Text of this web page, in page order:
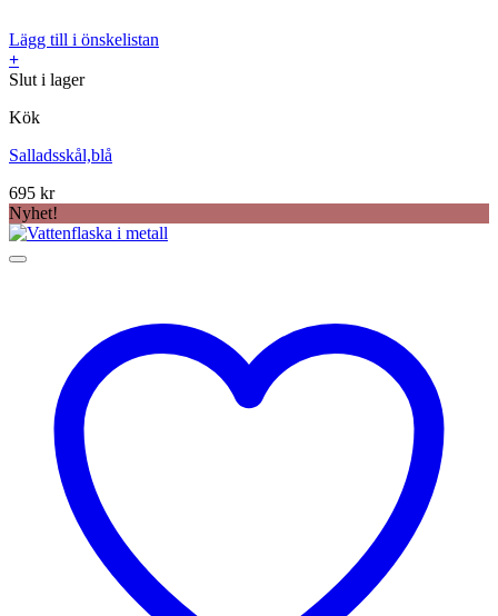
Lägg till i önskelistan
+
Slut i lager
Kök
Salladsskål,blå
695 kr
Nyhet!